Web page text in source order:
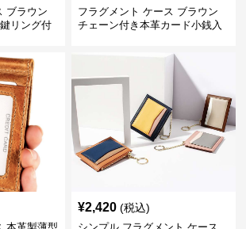
ブラウン
リング付
フラグメント ケース ブラウン
チェーン付き本革カード小銭入
¥2,420 (税込)